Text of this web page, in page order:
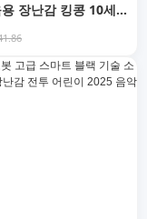
장난감 킹콩 10세
해 어린이 선물